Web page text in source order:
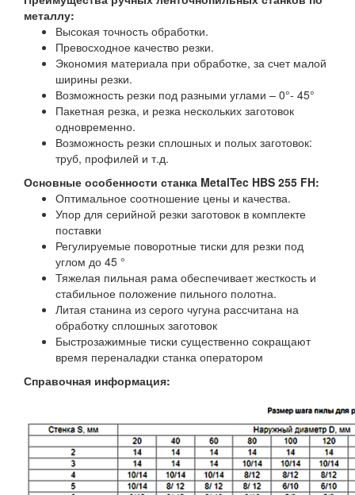
металлу:
Высокая точность обработки.
Превосходное качество резки.
Экономия материала при обработке, за счет малой
ширины резки.
Возможность резки под разными углами – 0°- 45°
Пакетная резка, и резка нескольких заготовок
одновременно.
Возможность резки сплошных и полых заготовок:
труб, профилей и т.д.
Основные особенности станка MetalTec HBS 255 FH:
Оптимальное соотношение цены и качества.
Упор для серийной резки заготовок в комплекте
поставки
Регулируемые поворотные тиски для резки под
углом до 45 °
Тяжелая пильная рама обеспечивает жесткость и
стабильное положение пильного полотна.
Литая станина из серого чугуна рассчитана на
обработку сплошных заготовок
Быстрозажимные тиски существенно сокращают
время переналадки станка оператором
Справочная информация: